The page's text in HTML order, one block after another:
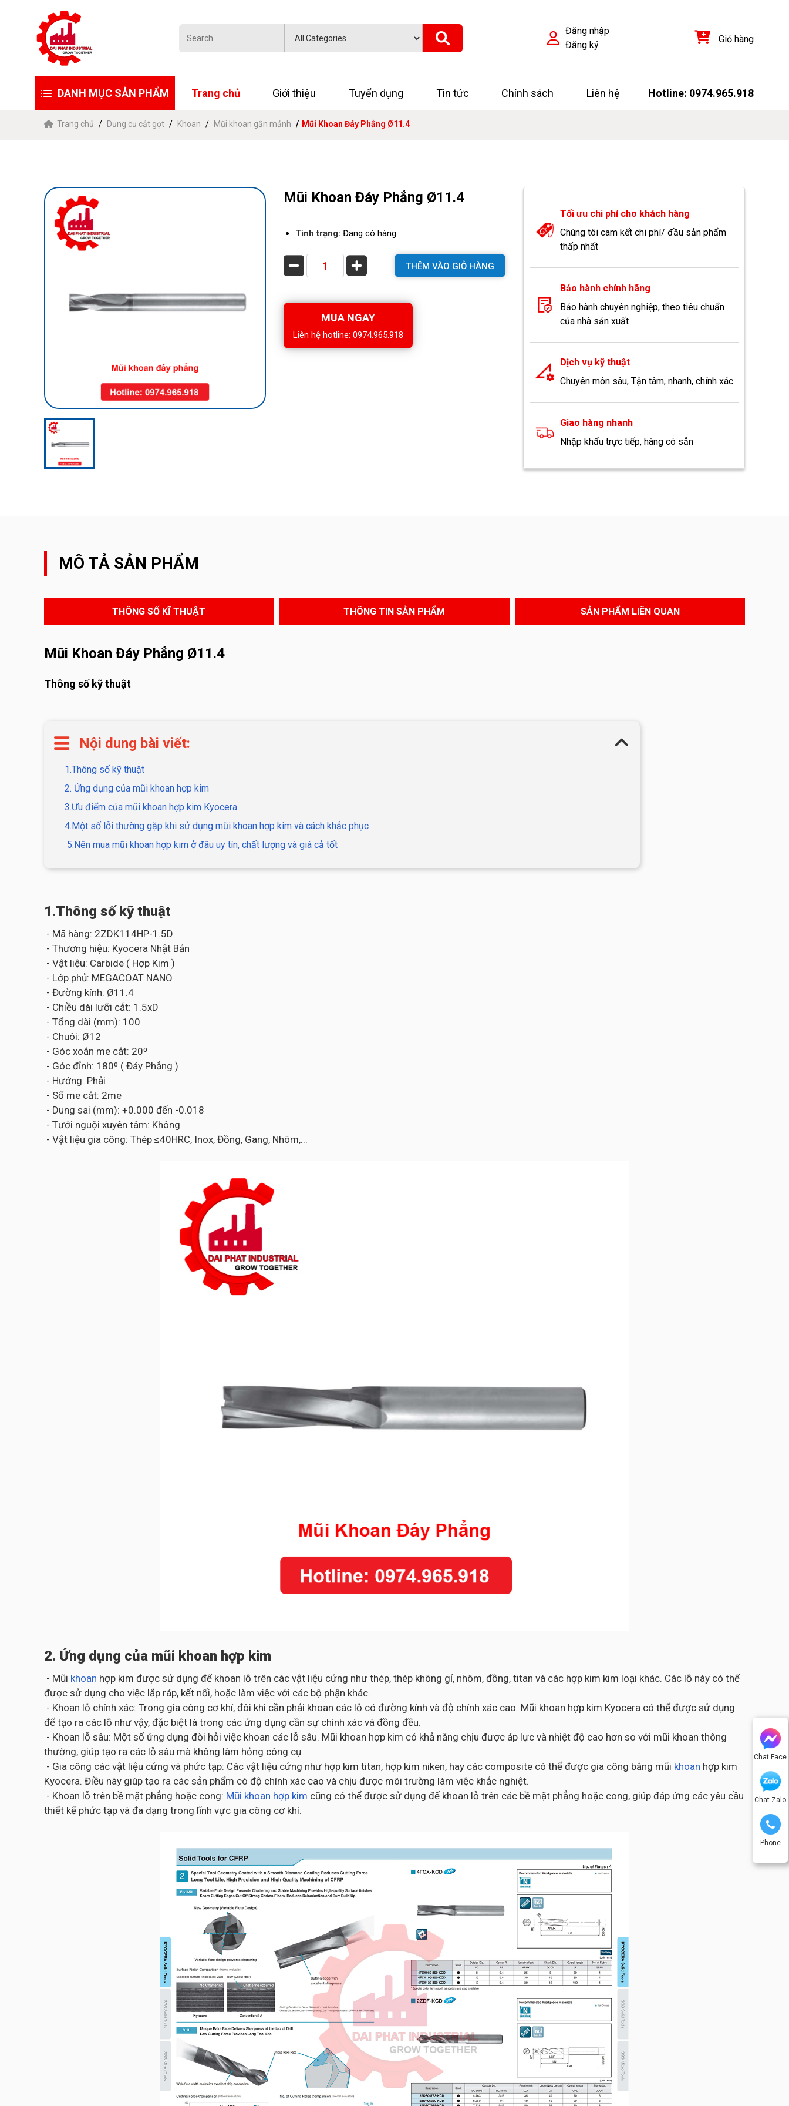
Đăng nhập
Đăng ký
Giỏ hàng
DANH MỤC SẢN PHẨM Trang chủ Giới thiệu Tuyển dụng Tin tức Chính sách Liên hệ Hotline: 0974.965.918
Chat Face
Chat Zalo
Phone
Trang chủ Dụng cụ cắt gọt Khoan Mũi khoan gắn mảnh Mũi Khoan Đáy Phẳng Ø11.4
Mũi Khoan Đáy Phẳng Ø11.4
Tình trạng: Đang có hàng
THÊM VÀO GIỎ HÀNG
MUA NGAY
Liên hệ hotline: 0974.965.918
Tối ưu chi phí cho khách hàng
Chúng tôi cam kết chi phí/ đầu sản phẩm
thấp nhất
Bảo hành chính hãng
Bảo hành chuyên nghiệp, theo tiêu chuẩn
của nhà sản xuất
Dịch vụ kỹ thuật
Chuyên môn sâu, Tận tâm, nhanh, chính xác
Giao hàng nhanh
Nhập khẩu trực tiếp, hàng có sẵn
MÔ TẢ SẢN PHẨM
THÔNG SỐ KĨ THUẬT THÔNG TIN SẢN PHẨM SẢN PHẨM LIÊN QUAN
Mũi Khoan Đáy Phẳng Ø11.4
Thông số kỹ thuật
Nội dung bài viết:
1.Thông số kỹ thuật
2. Ứng dụng của mũi khoan hợp kim
3.Ưu điểm của mũi khoan hợp kim Kyocera
4.Một số lỗi thường gặp khi sử dụng mũi khoan hợp kim và cách khắc phục
5.Nên mua mũi khoan hợp kim ở đâu uy tín, chất lượng và giá cả tốt
1.Thông số kỹ thuật
- Mã hàng: 2ZDK114HP-1.5D
- Thương hiệu: Kyocera Nhật Bản
- Vật liệu: Carbide ( Hợp Kim )
- Lớp phủ: MEGACOAT NANO
- Đường kính: Ø11.4
- Chiều dài lưỡi cắt: 1.5xD
- Tổng dài (mm): 100
- Chuôi: Ø12
- Góc xoắn me cắt: 20⁰
- Góc đỉnh: 180⁰ ( Đáy Phẳng )
- Hướng: Phải
- Số me cắt: 2me
- Dung sai (mm): +0.000 đến -0.018
- Tưới nguội xuyên tâm: Không
- Vật liệu gia công: Thép ≤40HRC, Inox, Đồng, Gang, Nhôm,...
2. Ứng dụng của mũi khoan hợp kim
- Mũi khoan hợp kim được sử dụng để khoan lỗ trên các vật liệu cứng như thép, thép không gỉ, nhôm, đồng, titan và các hợp kim kim loại khác. Các lỗ này có thể
được sử dụng cho việc lắp ráp, kết nối, hoặc làm việc với các bộ phận khác.
- Khoan lỗ chính xác: Trong gia công cơ khí, đôi khi cần phải khoan các lỗ có đường kính và độ chính xác cao. Mũi khoan hợp kim Kyocera có thể được sử dụng
để tạo ra các lỗ như vậy, đặc biệt là trong các ứng dụng cần sự chính xác và đồng đều.
- Khoan lỗ sâu: Một số ứng dụng đòi hỏi việc khoan các lỗ sâu. Mũi khoan hợp kim có khả năng chịu được áp lực và nhiệt độ cao hơn so với mũi khoan thông
thường, giúp tạo ra các lỗ sâu mà không làm hỏng công cụ.
- Gia công các vật liệu cứng và phức tạp: Các vật liệu cứng như hợp kim titan, hợp kim niken, hay các composite có thể được gia công bằng mũi khoan hợp kim
Kyocera. Điều này giúp tạo ra các sản phẩm có độ chính xác cao và chịu được môi trường làm việc khắc nghiệt.
- Khoan lỗ trên bề mặt phẳng hoặc cong: Mũi khoan hợp kim cũng có thể được sử dụng để khoan lỗ trên các bề mặt phẳng hoặc cong, giúp đáp ứng các yêu cầu
thiết kế phức tạp và đa dạng trong lĩnh vực gia công cơ khí.